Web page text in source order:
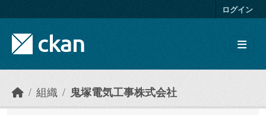
ログイン
組織 鬼塚電気工事株式会社